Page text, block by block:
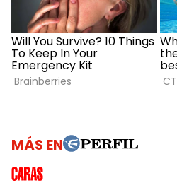
MÁS EN